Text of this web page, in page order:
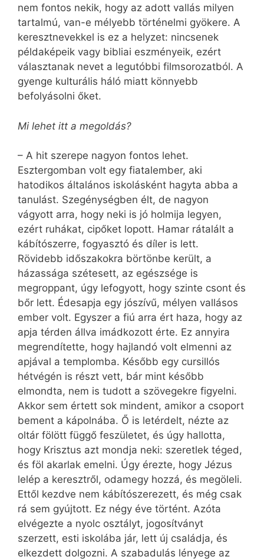
nem fontos nekik, hogy az adott vallás milyen
tartalmú, van-e mélyebb történelmi gyökere. A
keresztnevekkel is ez a helyzet: nincsenek
példaképeik vagy bibliai eszményeik, ezért
választanak ne­vet a legutóbbi filmsorozatból. A
gyenge kulturális háló miatt könnyebb
befolyásolni őket.
Mi lehet itt a megoldás?
– A hit szerepe nagyon fontos lehet.
Esztergomban volt egy fiatalember, aki
hatodikos általános iskolásként hagyta abba a
tanulást. Szegénységben élt, de nagyon
vágyott arra, hogy neki is jó holmija legyen,
ezért ruhákat, cipőket lopott. Hamar rátalált a
kábítószerre, fogyasztó és díler is lett.
Rövidebb időszakokra börtönbe került, a
házassága szétesett, az egészsége is
megroppant, úgy lefogyott, hogy szinte csont és
bőr lett. Édesapja egy jószívű, mélyen vallásos
ember volt. Egyszer a fiú arra ért haza, hogy az
apja térden állva imádkozott érte. Ez annyira
megrendítette, hogy hajlandó volt elmenni az
apjával a templomba. Később egy cursillós
hétvégén is részt vett, bár mint később
elmondta, nem is tudott a szövegekre figyelni.
Akkor sem értett sok mindent, amikor a csoport
bement a kápolnába. Ő is letérdelt, nézte az
oltár fölött függő feszületet, és úgy hallotta,
hogy Krisztus azt mondja neki: szeretlek téged,
és föl akarlak emelni. Úgy érezte, hogy Jézus
lelép a keresztről, odamegy hozzá, és megöleli.
Ettől kezdve nem kábítószerezett, és még csak
rá sem gyújtott. Ez négy éve történt. Azóta
elvégezte a nyolc osztályt, jogosítványt
szerzett, esti iskolába jár, lett új családja, és
elkezdett dolgozni. A szabadulás lényege az